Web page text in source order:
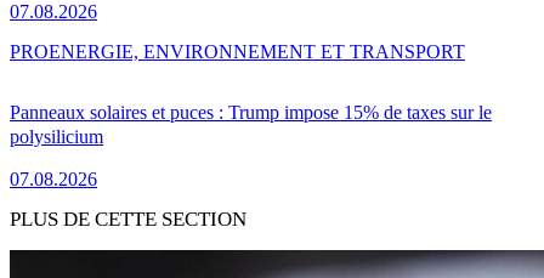
07.08.2026
Panneaux solaires et puces : Trump impose 15% de taxes sur le
polysilicium
07.08.2026
PROENERGIE, ENVIRONNEMENT ET TRANSPORT
PLUS DE CETTE SECTION